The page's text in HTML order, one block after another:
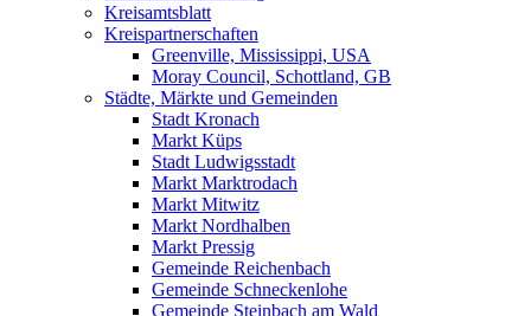
Kreisamtsblatt
Kreispartnerschaften
Greenville, Mississippi, USA
Moray Council, Schottland, GB
Städte, Märkte und Gemeinden
Stadt Kronach
Markt Küps
Stadt Ludwigsstadt
Markt Marktrodach
Markt Mitwitz
Markt Nordhalben
Markt Pressig
Gemeinde Reichenbach
Gemeinde Schneckenlohe
Gemeinde Steinbach am Wald